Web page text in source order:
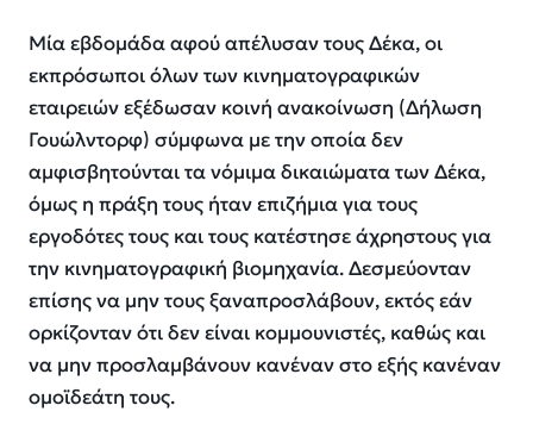
Μία εβδομάδα αφού απέλυσαν τους Δέκα, οι
εκπρόσωποι όλων των κινηματογραφικών
εταιρειών εξέδωσαν κοινή ανακοίνωση (Δήλωση
Γουώλντορφ) σύμφωνα με την οποία δεν
αμφισβητούνται τα νόμιμα δικαιώματα των Δέκα,
όμως η πράξη τους ήταν επιζήμια για τους
εργοδότες τους και τους κατέστησε άχρηστους για
την κινηματογραφική βιομηχανία. Δεσμεύονταν
επίσης να μην τους ξαναπροσλάβουν, εκτός εάν
ορκίζονταν ότι δεν είναι κομμουνιστές, καθώς και
να μην προσλαμβάνουν κανέναν στο εξής κανέναν
ομοϊδεάτη τους.